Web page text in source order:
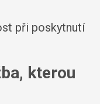
při poskytnutí
kterou